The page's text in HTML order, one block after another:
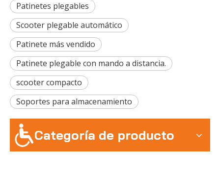
Patinetes plegables
Scooter plegable automático
Patinete más vendido
Patinete plegable con mando a distancia.
scooter compacto
Soportes para almacenamiento
Categoría de producto